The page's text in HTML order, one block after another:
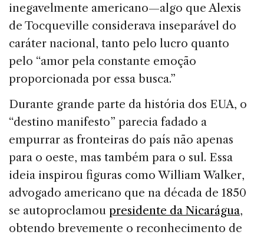
inegavelmente americano—algo que Alexis
de Tocqueville considerava inseparável do
caráter nacional, tanto pelo lucro quanto
pelo “amor pela constante emoção
proporcionada por essa busca.”
Durante grande parte da história dos EUA, o
“destino manifesto” parecia fadado a
empurrar as fronteiras do país não apenas
para o oeste, mas também para o sul. Essa
ideia inspirou figuras como William Walker,
advogado americano que na década de 1850
se autoproclamou presidente da Nicarágua,
obtendo brevemente o reconhecimento de